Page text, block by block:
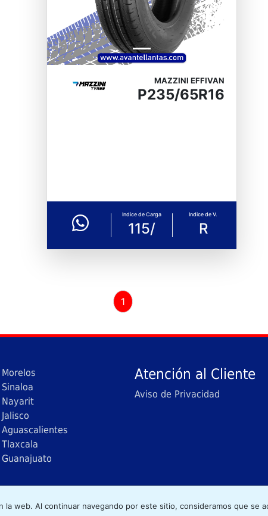
MAZZINI EFFIVAN
P235/65R16
Indice de Carga
115/
Indice de V.
R
1
Morelos
Sinaloa
Nayarit
Jalisco
Aguascalientes
Tlaxcala
Guanajuato
Atención al Cliente
Aviso de Privacidad
© 2020 Avante Llantas. Todos los derechos
la web. Al continuar navegando por este sitio, consideramos que se